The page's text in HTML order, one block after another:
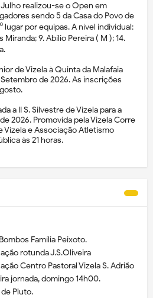
Julho realizou-se o Open em
sendo 5 da Casa do Povo de
lugar por equipas. A nível individual:
Miranda; 9. Abílio Pereira ( M ); 14.
de Vizela à Quinta da Malafaia
de 2026. As inscrições
a II S. Silvestre de Vizela para a
2026. Promovida pela Vizela Corre
Vizela e Associação Atletismo
às 21 horas.
Família Peixoto.
rotunda J.S.Oliveira
Centro Pastoral Vizela S. Adrião
jornada, domingo 14h00.
Pluto.